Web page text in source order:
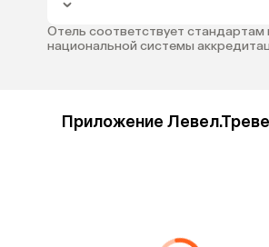
Отель соответствует
национальной системы
Приложение